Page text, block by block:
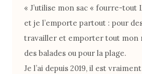
« J’utilise mon sac « fourre-tout
et je l’emporte partout : pour
travailler et emporter tout mon
des balades ou pour la plage.
Je l’ai depuis 2019, il est